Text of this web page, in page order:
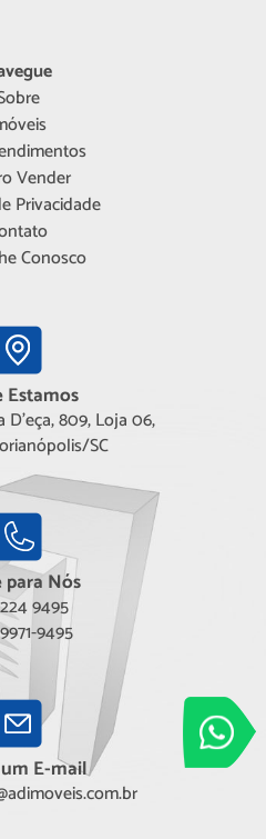
Adimóveis
Entre em
Vender
Privacidade
Conosco
Estamos
D'eça, 809, Loja 06,
SC
Nós
9495
9495
E-mail